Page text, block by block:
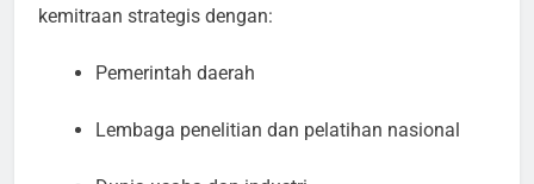
kemitraan strategis dengan:
Pemerintah daerah
Lembaga penelitian dan pelatihan nasional